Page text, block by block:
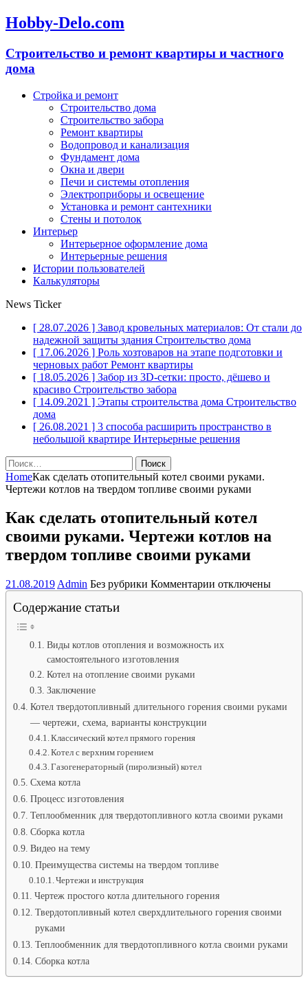
Hobby-Delo.com
Cтроительство и ремонт квартиры и частного
дома
Стройка и ремонт
Строительство дома
Строительство забора
Ремонт квартиры
Водопровод и канализация
Фундамент дома
Окна и двери
Печи и системы отопления
Электроприборы и освещение
Установка и ремонт сантехники
Стены и потолок
Интерьер
Интерьерное оформление дома
Интерьерные решения
Истории пользователей
Калькуляторы
News Ticker
[ 28.07.2026 ] Завод кровельных материалов: От стали до
надежной защиты здания Строительство дома
[ 17.06.2026 ] Роль хозтоваров на этапе подготовки и
черновых работ Ремонт квартиры
[ 18.05.2026 ] Забор из 3D-сетки: просто, дёшево и
красиво Строительство забора
[ 14.09.2021 ] Этапы строительства дома Строительство
дома
[ 26.08.2021 ] 3 способа расширить пространство в
небольшой квартире Интерьерные решения
Найти:
HomeКак сделать отопительный котел своими руками.
Чертежи котлов на твердом топливе своими руками
Как сделать отопительный котел
своими руками. Чертежи котлов на
твердом топливе своими руками
21.08.2019 Admin Без рубрики Комментарии к
котел
на
отключены
Содержание статьи
Виды котлов отопления и возможность их
самостоятельного изготовления
Котел на отопление своими руками
Заключение
Котел твердотопливный длительного горения своими руками
— чертежи, схема, варианты конструкции
Классический котел прямого горения
Котел с верхним горением
Газогенераторный (пиролизный) котел
Схема котла
Процесс изготовления
Теплообменник для твердотопливного котла своими руками
Сборка котла
Видео на тему
Преимущества системы на твердом топливе
Чертежи и инструкция
Чертеж простого котла длительного горения
Твердотопливный котел сверхдлительного горения своими
руками
Теплообменник для твердотопливного котла своими руками
Сборка котла